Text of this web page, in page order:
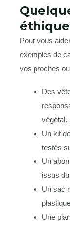
Pour vous
exemples de
vos proches
Des
Un kit
testés
Un
issus
Un sac
Une